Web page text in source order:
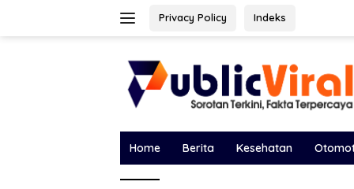
Privacy Policy Indeks
Home Berita Kesehatan